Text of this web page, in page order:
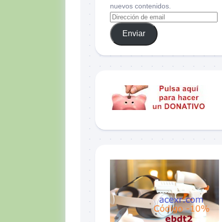
nuevos contenidos.
Enviar